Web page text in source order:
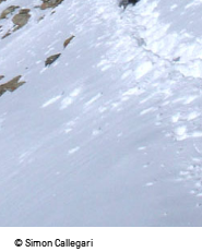
©Simon Callegari